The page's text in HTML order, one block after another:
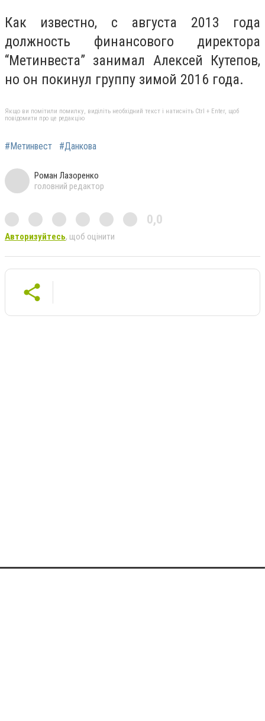
Как известно, с августа 2013 года
должность финансового директора
“Метинвеста” занимал Алексей Кутепов,
но он покинул группу зимой 2016 года.
Якщо ви помітили помилку, виділіть необхідний текст і натисніть Ctrl + Enter, щоб
повідомити про це редакцію
#Метинвест #Данкова
Роман Лазоренко
головний редактор
0,0
Авторизуйтесь, щоб оцінити